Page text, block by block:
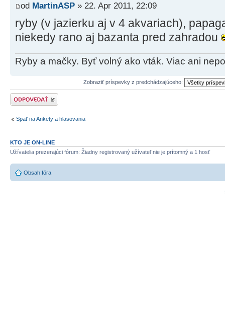
od MartinASP » 22. Apr 2011, 22:09
ryby (v jazierku aj v 4 akvariach),
niekedy rano aj bazanta pred zahradou
Ryby a mačky. Byť volný ako vták. Viac ani
Zobraziť príspevky z predchádzajúceho:
Odoslať odpoveď
Späť na Ankety a hlasovania
KTO JE ON-LINE
Užívatelia prezerajúci fórum: Žiadny registrovaný užívateľ nie je prítomný a 1 hosť
Obsah fóra